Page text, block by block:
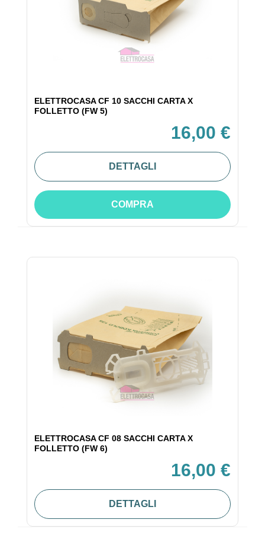
ELETTROCASA CF 10 SACCHI CARTA X
FOLLETTO (FW 5)
16,00 €
DETTAGLI
COMPRA
ELETTROCASA CF 08 SACCHI CARTA X
FOLLETTO (FW 6)
16,00 €
DETTAGLI